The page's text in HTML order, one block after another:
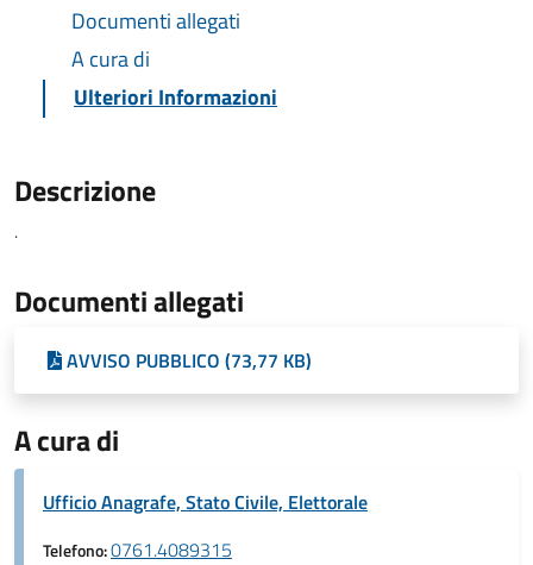
Documenti allegati
A cura di
Ulteriori Informazioni
Descrizione
.
Documenti allegati
AVVISO PUBBLICO (73,77 KB)
A cura di
Ufficio Anagrafe, Stato Civile, Elettorale
Telefono:0761.4089315